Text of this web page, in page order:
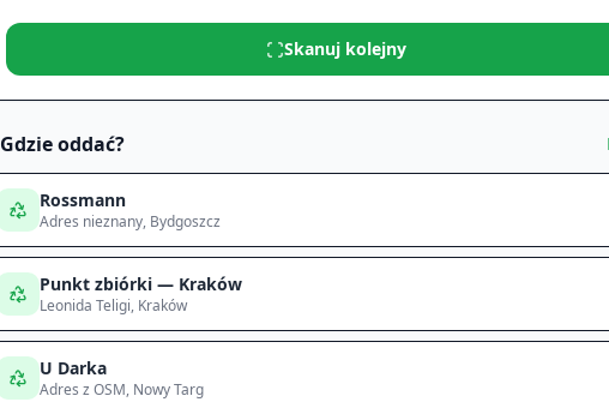
Skanuj kolejny
Gdzie oddać?
Rossmann
Adres nieznany, Bydgoszcz
Punkt zbiórki — Kraków
Leonida Teligi, Kraków
U Darka
Adres z OSM, Nowy Targ